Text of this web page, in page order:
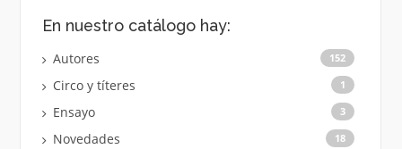
En nuestro catálogo hay:
Autores 152
Circo y títeres 1
Ensayo 3
Novedades 18